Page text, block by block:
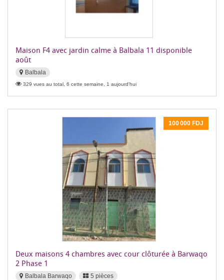
Maison F4 avec jardin calme à Balbala 11 disponible
août
Balbala
329 vues au total, 6 cette semaine, 1 aujourd'hui
100 000 FDJ
Deux maisons 4 chambres avec cour clôturée à Barwaqo
2 Phase 1
Balbala Barwaqo 5 pièces